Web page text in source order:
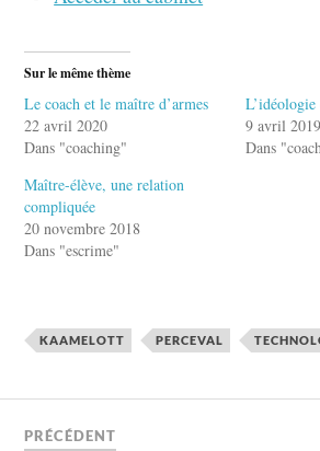
Sur le même thème
Le coach et le maître d’armes
22 avril 2020
Dans "coaching"
9 avril 2019
Dans
Maître-élève, une relation
compliquée
20 novembre 2018
Dans "escrime"
KAAMELOTT PERCEVAL
PRÉCÉDENT